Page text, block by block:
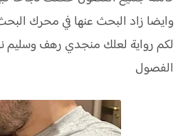
وايضا زاد البحث عنها في محرك
لكم رواية لعلك منجدي رهف وسليم
الفصول